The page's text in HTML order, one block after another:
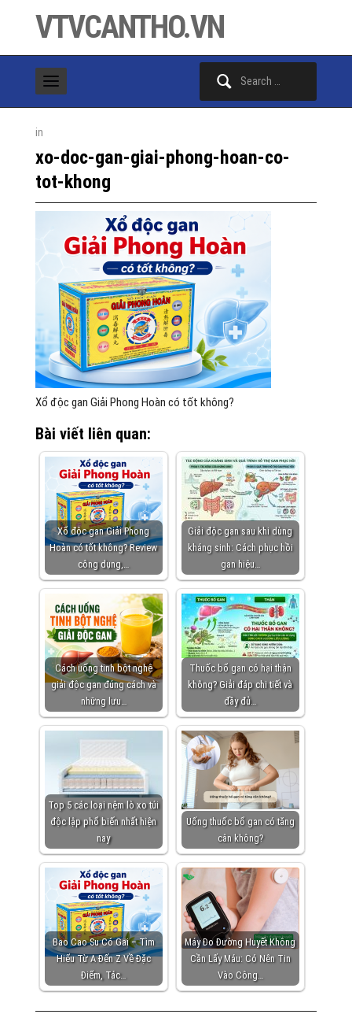
VTVCANTHO.VN
in
xo-doc-gan-giai-phong-hoan-co-
tot-khong
Xổ độc gan Giải Phong Hoàn có tốt không?
Bài viết liên quan:
Xổ độc gan Giải Phong
Hoàn có tốt không? Review
công dụng,…
Giải độc gan sau khi dùng
kháng sinh: Cách phục hồi
gan hiệu…
Cách uống tinh bột nghệ
giải độc gan đúng cách và
những lưu…
Thuốc bổ gan có hại thận
không? Giải đáp chi tiết và
đầy đủ…
Top 5 các loại nệm lò xo túi
độc lập phổ biến nhất hiện
nay
Uống thuốc bổ gan có tăng
cân không?
Bao Cao Su Có Gai – Tìm
Hiểu Từ A Đến Z Về Đặc
Điểm, Tác…
Máy Đo Đường Huyết Không
Cần Lấy Máu: Có Nên Tin
Vào Công…